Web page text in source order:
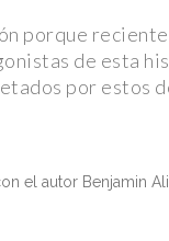
porque
de esta
por estos
el autor Benjamin